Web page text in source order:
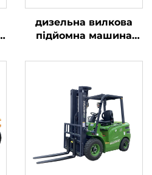
дизельна вилкова
підйомна машина
5 тонн, низька ціна,
безпосередньо з
заводу, для
будівництва